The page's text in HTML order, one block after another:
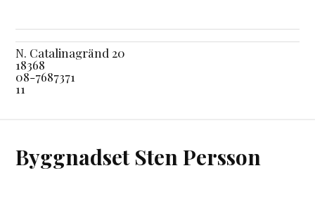
N. Catalinagränd 20
18368
08-7687371
11
Byggnadset Sten Persson